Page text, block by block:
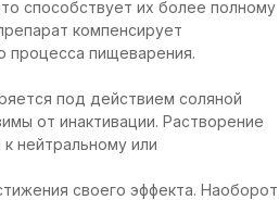
способствует их более полному
компенсирует
процесса пищеварения.
под действием соляной
от инактивации. Растворение
нейтральному или
своего эффекта. Наоборот,